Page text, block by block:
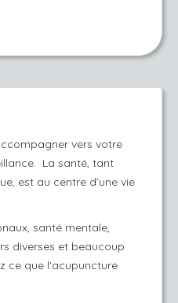
vers votre
La santé, tant
est au centre d’une vie
santé mentale,
diverses et beaucoup
ce que l'acupuncture